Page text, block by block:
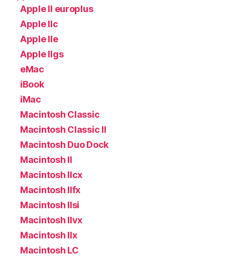
Apple II europlus
Apple IIc
Apple IIe
Apple IIgs
eMac
iBook
iMac
Macintosh Classic
Macintosh Classic II
Macintosh Duo Dock
Macintosh II
Macintosh IIcx
Macintosh IIfx
Macintosh IIsi
Macintosh IIvx
Macintosh IIx
Macintosh LC